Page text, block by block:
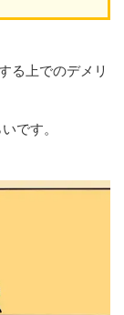
る上でのデメリ
です。